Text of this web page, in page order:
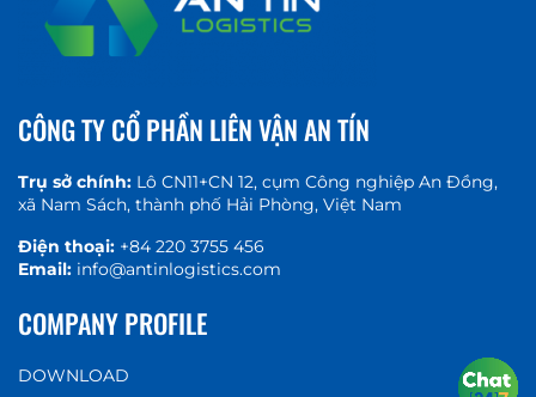
CÔNG TY CỔ PHẦN LIÊN VẬN AN TÍN
Trụ sở chính: Lô CN11+CN 12, cụm Công nghiệp An Đồng,
xã Nam Sách, thành phố Hải Phòng, Việt Nam
Điện thoại: +84 220 3755 456
Email: info@antinlogistics.com
COMPANY PROFILE
DOWNLOAD